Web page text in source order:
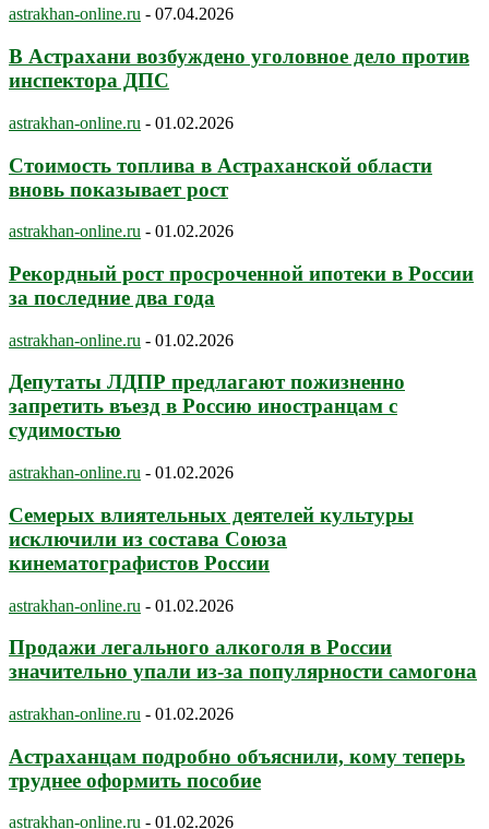
astrakhan-online.ru - 07.04.2026
В Астрахани возбуждено уголовное дело против
инспектора ДПС
astrakhan-online.ru - 01.02.2026
Стоимость топлива в Астраханской области
вновь показывает рост
astrakhan-online.ru - 01.02.2026
Рекордный рост просроченной ипотеки в России
за последние два года
astrakhan-online.ru - 01.02.2026
Депутаты ЛДПР предлагают пожизненно
запретить въезд в Россию иностранцам с
судимостью
astrakhan-online.ru - 01.02.2026
Семерых влиятельных деятелей культуры
исключили из состава Союза
кинематографистов России
astrakhan-online.ru - 01.02.2026
Продажи легального алкоголя в России
значительно упали из-за популярности самогона
astrakhan-online.ru - 01.02.2026
Астраханцам подробно объяснили, кому теперь
труднее оформить пособие
astrakhan-online.ru - 01.02.2026